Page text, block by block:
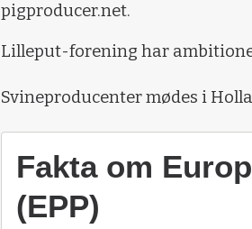
pigproducer.net.
Lilleput-forening har
Svineproducenter mødes i
Fakta om
(EPP)